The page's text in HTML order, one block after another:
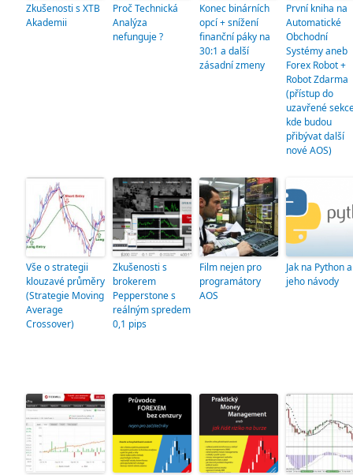
Zkušenosti s XTB
Akademii
Proč Technická
Analýza
nefunguje ?
Konec binárních
opcí + snížení
finanční páky na
30:1 a další
zásadní zmeny
První kniha na
Automatické
Obchodní
Systémy aneb
Forex Robot +
Robot Zdarma
(přístup do
uzavřené
kde budou
přibývat další
nové AOS)
Vše o strategii
klouzavé průměry
(Strategie Moving
Average
Crossover)
Zkušenosti s
brokerem
Pepperstone s
reálným spredem
0,1 pips
Film nejen pro
programátory
AOS
Jak na Python a
jeho návody